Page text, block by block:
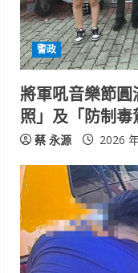
警政
將軍吼音樂節
照」及「防制
蔡 永源 2026